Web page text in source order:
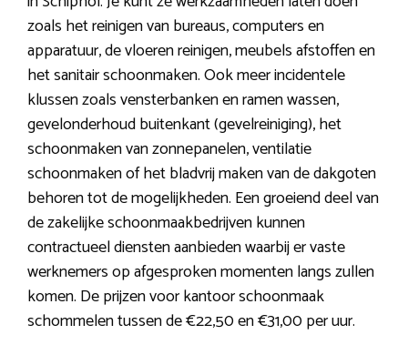
zoals het reinigen van bureaus, computers en
apparatuur, de vloeren reinigen, meubels afstoffen en
het sanitair schoonmaken. Ook meer incidentele
klussen zoals vensterbanken en ramen wassen,
gevelonderhoud buitenkant (gevelreiniging), het
schoonmaken van zonnepanelen, ventilatie
schoonmaken of het bladvrij maken van de dakgoten
behoren tot de mogelijkheden. Een groeiend deel van
de zakelijke schoonmaakbedrijven kunnen
contractueel diensten aanbieden waarbij er vaste
werknemers op afgesproken momenten langs zullen
komen. De prijzen voor kantoor schoonmaak
schommelen tussen de €22,50 en €31,00 per uur.